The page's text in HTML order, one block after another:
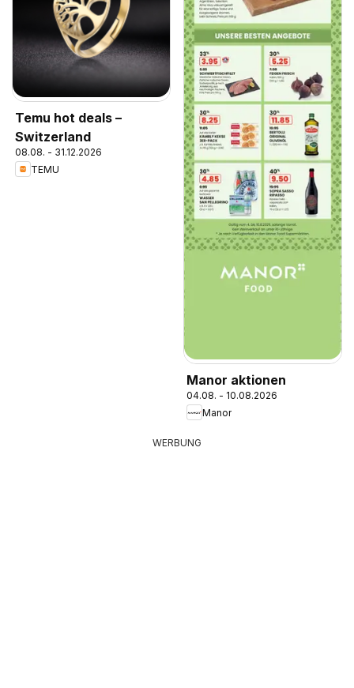
Temu hot deals –
Switzerland
08.08. - 31.12.2026
TEMU
Manor aktionen
04.08. - 10.08.2026
Manor
WERBUNG